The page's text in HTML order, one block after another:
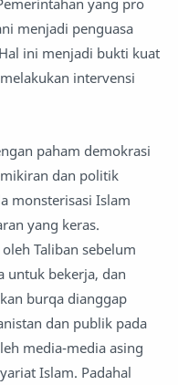
yang pro
menjadi penguasa
ini menjadi bukti kuat
intervensi
paham demokrasi
dan politik
monsterisasi Islam
yang keras.
Taliban sebelum
untuk bekerja, dan
burqa dianggap
dan publik pada
media-media asing
Islam. Padahal